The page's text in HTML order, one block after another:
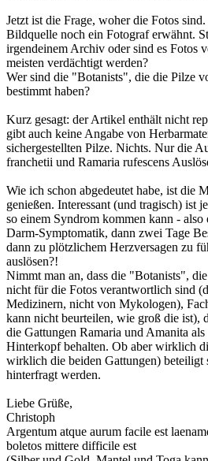
Jetzt ist die Frage, woher die Fotos
Bildquelle noch ein Fotograf erwähnt.
irgendeinem Archiv oder sind es Fotos
meisten verdächtigt werden?
Wer sind die "Botanists", die die Pilze
bestimmt haben?
Kurz gesagt: der Artikel enthält nicht
gibt auch keine Angabe von
sichergestellten Pilze. Nichts. Nur die
franchetii und Ramaria rufescens
Wie ich schon abgedeutet habe, ist die
genießen. Interessant (und tragisch) ist
so einem Syndrom kommen kann - also
Darm-Symptomatik, dann zwei Tage
dann zu plötzlichem Herzversagen zu
auslösen?!
Nimmt man an, dass die "Botanists",
nicht für die Fotos verantwortlich sind
Medizinern, nicht von Mykologen),
kann nicht beurteilen, wie groß die ist),
die Gattungen Ramaria und Amanita
Hinterkopf behalten. Ob aber wirklich
wirklich die beiden Gattungen) beteiligt
hinterfragt werden.
Liebe Grüße,
Christoph
Argentum atque aurum facile est
boletos mittere difficile est